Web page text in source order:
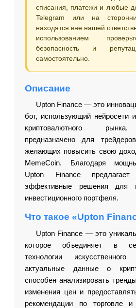
списания, платежи и любые
Telegram или на
находятся вне нашей
использованием
безопасность и
самостоятельно.
Описание
Upton Finance — это
бот, использующий нейросети
криптовалютного
предназначено для
желающих повысить свою
MemeCoin. Благодаря
Upton Finance предлагает
эффективные решения для
инвестиционного портфеля.
Что такое «Upton
Upton Finance — это
которое объединяет в
технологии
актуальные данные о
способен анализировать
изменения цен и
рекомендации по торговле